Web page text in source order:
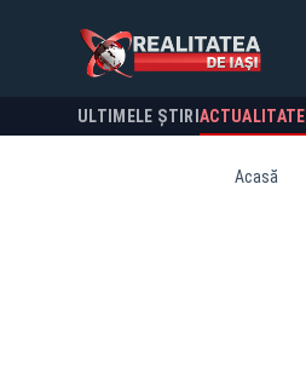
ULTIMELE ȘTIRI ACTUALITATE
Acasă